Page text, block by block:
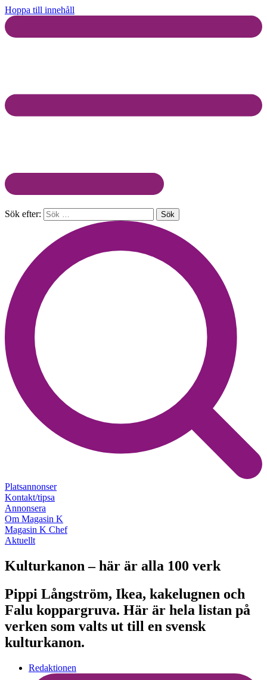
Hoppa till innehåll
Sök efter:
Platsannonser
Kontakt/tipsa
Annonsera
Om Magasin K
Magasin K Chef
Aktuellt
Kulturkanon – här är alla 100 verk
Pippi Långström, Ikea, kakelugnen och
Falu koppargruva. Här är hela listan på
verken som valts ut till en svensk
kulturkanon.
Redaktionen